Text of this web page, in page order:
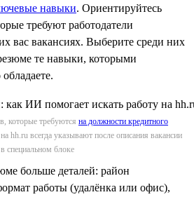
навыки. Ориентируйтесь
требуют работодатели
вас вакансиях. Выберите среди них
те навыки, которыми
которые требуются на должности кредитного
hh.ru всегда указывают после описания вакансии
в специальном блоке
больше деталей: район
работы (удалёнка или офис),